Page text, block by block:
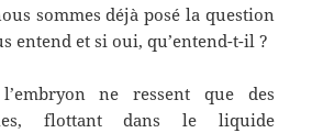
sommes déjà posé la question
entend et si oui, qu’entend-t-il ?
ne ressent que des
flottant dans le liquide